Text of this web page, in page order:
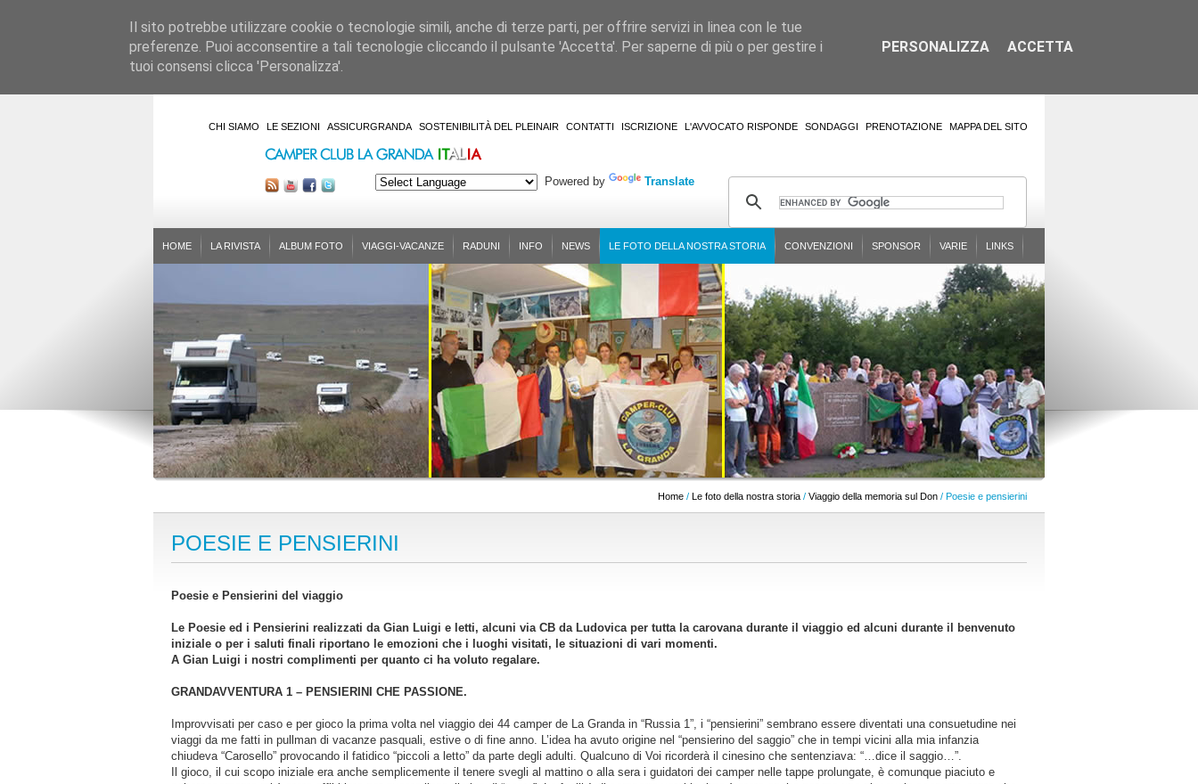
CHI SIAMO LE SEZIONI ASSICURGRANDA SOSTENIBILITÀ DEL PLEINAIR CONTATTI ISCRIZIONE L'AVVOCATO RISPONDE SONDAGGI PRENOTAZIONE MAPPA DEL SITO
Powered by Translate
HOME LA RIVISTA ALBUM FOTO VIAGGI-VACANZE RADUNI INFO NEWS LE FOTO DELLA NOSTRA STORIA CONVENZIONI SPONSOR VARIE LINKS
Home / Le foto della nostra storia / Viaggio della memoria sul Don / Poesie e pensierini
POESIE E PENSIERINI
Poesie e Pensierini del viaggio
Le Poesie ed i Pensierini realizzati da Gian Luigi e letti, alcuni via CB da Ludovica per tutta la carovana durante il viaggio ed alcuni durante il benvenuto
iniziale o per i saluti finali riportano le emozioni che i luoghi visitati, le situazioni di vari momenti.
A Gian Luigi i nostri complimenti per quanto ci ha voluto regalare.
GRANDAVVENTURA 1 – PENSIERINI CHE PASSIONE.
Improvvisati per caso e per gioco la prima volta nel viaggio dei 44 camper de La Granda in “Russia 1”, i “pensierini” sembrano essere diventati una consuetudine nei
viaggi da me fatti in pullman di vacanze pasquali, estive o di fine anno. L’idea ha avuto origine nel “pensierino del saggio” che in tempi vicini alla mia infanzia
chiudeva “Carosello” provocando il fatidico “piccoli a letto” da parte degli adulti. Qualcuno di Voi ricorderà il cinesino che sentenziava: “…dice il saggio…”.
Il gioco, il cui scopo iniziale era anche semplicemente il tenere svegli al mattino o alla sera i guidatori dei camper nelle tappe prolungate, è comunque piaciuto e
Il sito potrebbe utilizzare cookie o tecnologie simili, anche di terze parti, per offrire servizi in linea con le tue
preferenze. Puoi acconsentire a tali tecnologie cliccando il pulsante 'Accetta'. Per saperne di più o per gestire i
tuoi consensi clicca 'Personalizza'.
PERSONALIZZA ACCETTA